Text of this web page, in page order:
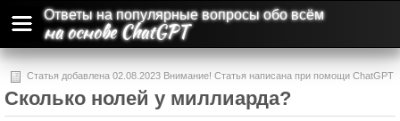
Ответы на популярные вопросы обо всём
на основе ChatGPT
Статья добавлена 02.08.2023 Внимание! Статья написана при помощи ChatGPT
и может содержать ошибки и неточности.
Сколько нолей у миллиарда?